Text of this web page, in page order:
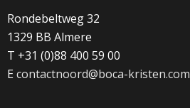
Rondebeltweg 32
1329 BB Almere
T +31 (0)88 400 59 00
Econtactnoord@boca-kristen.com